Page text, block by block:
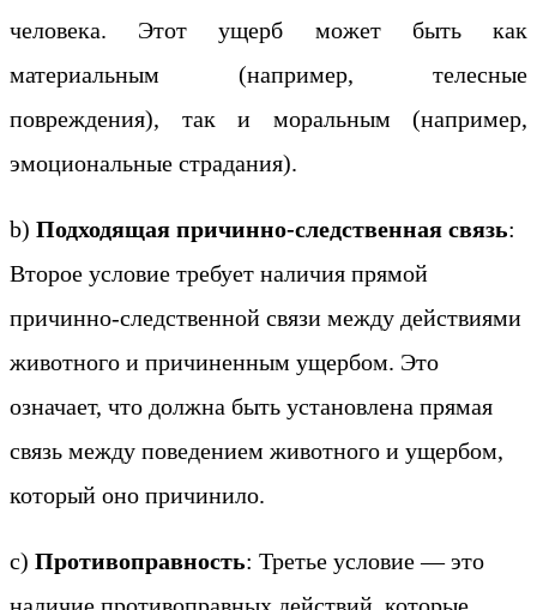
человека. Этот ущерб может быть как
материальным (например, телесные
повреждения), так и моральным (например,
эмоциональные страдания).
b) Подходящая причинно-следственная связь:
Второе условие требует наличия прямой
причинно-следственной связи между действиями
животного и причиненным ущербом. Это
означает, что должна быть установлена прямая
связь между поведением животного и ущербом,
который оно причинило.
c) Противоправность: Третье условие — это
наличие противоправных действий, которые